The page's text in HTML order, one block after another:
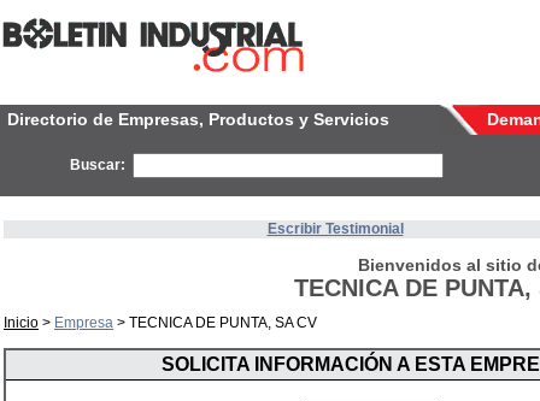
Directorio de Empresas, Productos y Servicios
Buscar:
Escribir Testimonial
Bienvenidos al sitio
TECNICA DE PUNTA,
Inicio > Empresa > TECNICA DE PUNTA, SA CV
SOLICITA INFORMACIÓN A ESTA